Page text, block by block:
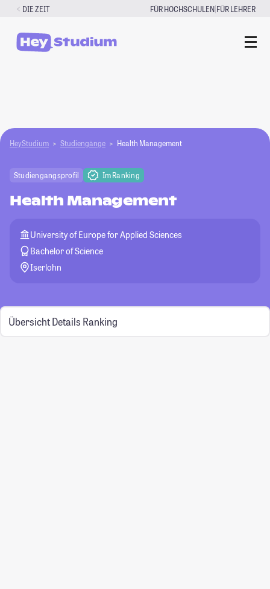
Zum
springen
DIE ZEIT FÜR HOCHSCHULEN|FÜR LEHRER
HeyStudium Studiengänge Health Management
Studiengangsprofil Im Ranking
Health Management
University of Europe for Applied Sciences
Bachelor of Science
Iserlohn
Übersicht Details Ranking